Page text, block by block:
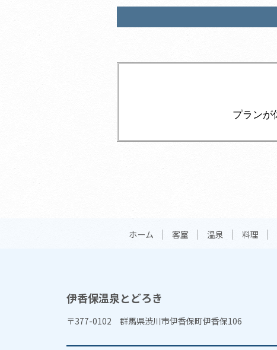
プランが
ホーム 客室 温泉 料理
伊香保温泉とどろき
〒377-0102 群馬県渋川市伊香保町伊香保106